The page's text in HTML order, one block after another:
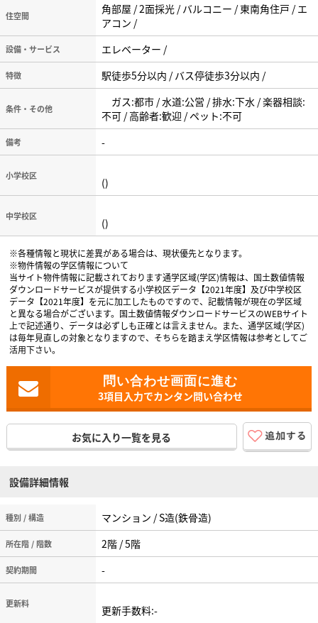
住空間
角部屋 / 2面採光 / バルコニー / 東南角住戸 / エ
アコン /
設備・サービス エレベーター /
特徴 駅徒歩5分以内 / バス停徒歩3分以内 /
条件・その他
ガス:都市 / 水道:公営 / 排水:下水 / 楽器相談:
不可 / 高齢者:歓迎 / ペット:不可
備考 -
小学校区 ()
中学校区 ()
※各種情報と現状に差異がある場合は、現状優先となります。
※物件情報の学区情報について
当サイト物件情報に記載されております通学区域(学区)情報は、国土数値情報
ダウンロードサービスが提供する小学校区データ【2021年度】及び中学校区
データ【2021年度】を元に加工したものですので、記載情報が現在の学区域
と異なる場合がございます。国土数値情報ダウンロードサービスのWEBサイト
上で記述通り、データは必ずしも正確とは言えません。また、通学区域(学区)
は毎年見直しの対象となりますので、そちらを踏まえ学区情報は参考としてご
活用下さい。
3項目入力でカンタン問い合わせ
お気に入り一覧を見る
設備詳細情報
種別 / 構造 マンション / S造(鉄骨造)
所在階 / 階数 2階 / 5階
契約期間 -
更新料 更新手数料:-